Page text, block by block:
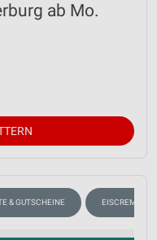
ab Mo.
& GUTSCHEINE EISCREME